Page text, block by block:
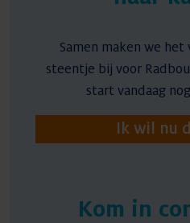
Samen maken we het
steentje bij voor
start vandaag
Ik wil nu
Kom in